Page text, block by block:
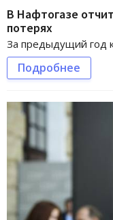
В Нафтогазе
потерях
За предыдущий год
Подробнее